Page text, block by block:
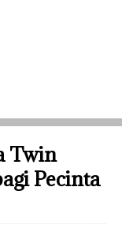
Twin
Pecinta